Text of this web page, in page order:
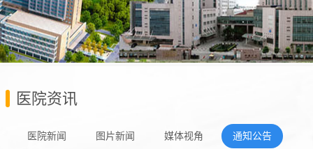
医院资讯
医院新闻 图片新闻 媒体视角 通知公告